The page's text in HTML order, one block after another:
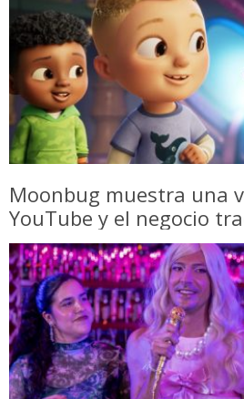
Moonbug muestra una
YouTube y el negocio